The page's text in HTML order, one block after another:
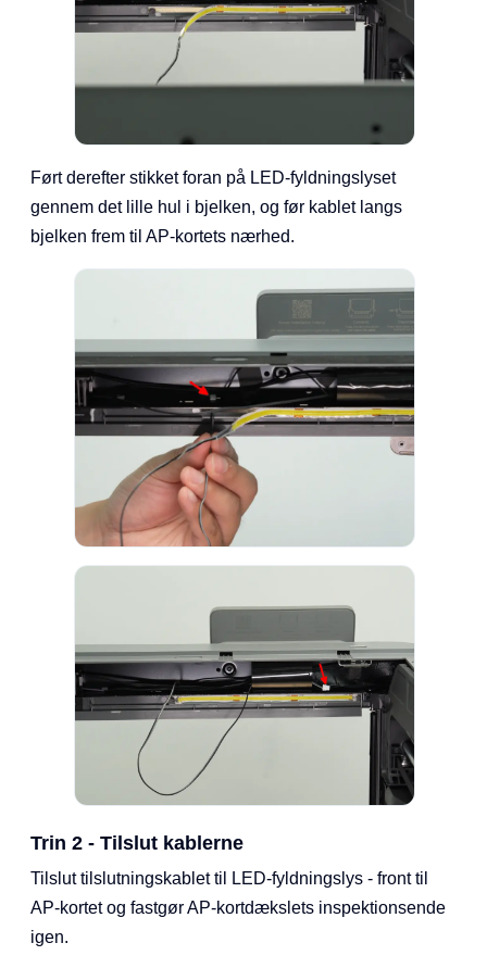
Ført derefter stikket foran på LED-fyldningslyset
gennem det lille hul i bjelken, og før kablet langs
bjelken frem til AP-kortets nærhed.
Trin 2 - Tilslut kablerne
Tilslut tilslutningskablet til LED-fyldningslys - front til
AP-kortet og fastgør AP-kortdækslets inspektionsende
igen.